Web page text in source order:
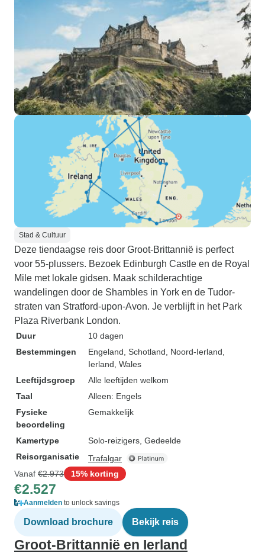
Stad & Cultuur
Deze tiendaagse reis door Groot-Brittannië is perfect
voor 55-plussers. Bezoek Edinburgh Castle en de Royal
Mile met lokale gidsen. Maak schilderachtige
wandelingen door de Shambles in York en de Tudor-
straten van Stratford-upon-Avon. Je verblijft in het Park
Plaza Riverbank London.
Duur
10 dagen
Bestemmingen
Engeland , Schotland , Noord-Ierland
Ierland , Wales
Leeftijdsgroep
Alle leeftijden welkom
Taal
Alleen: Engels
Fysieke
beoordeling
Gemakkelijk
Kamertype
Solo-reizigers, Gedeelde
Reisorganisatie
Trafalgar
Vanaf €2.973 15% korting
€2.527
Aanmelden to unlock savings
Download brochure Bekijk reis
Groot-Brittannië en Ierland